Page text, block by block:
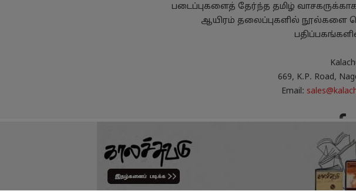
படைப்புகளைத் தேர்ந்த தமிழ்
ஆயிரம் தலைப்புகளில் நூல்களை
669, K.P. Road,
Email:
தனியுரிமைக் கொள்கை பயன்பாட்டு